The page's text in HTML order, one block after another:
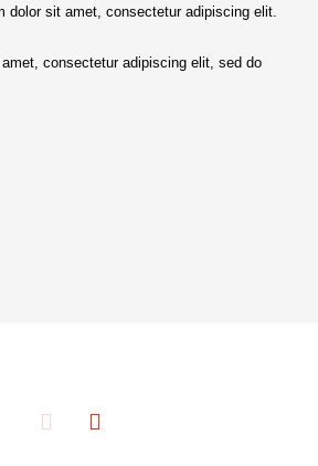
dolor sit amet, consectetur adipiscing elit.
consectetur adipiscing elit, sed do